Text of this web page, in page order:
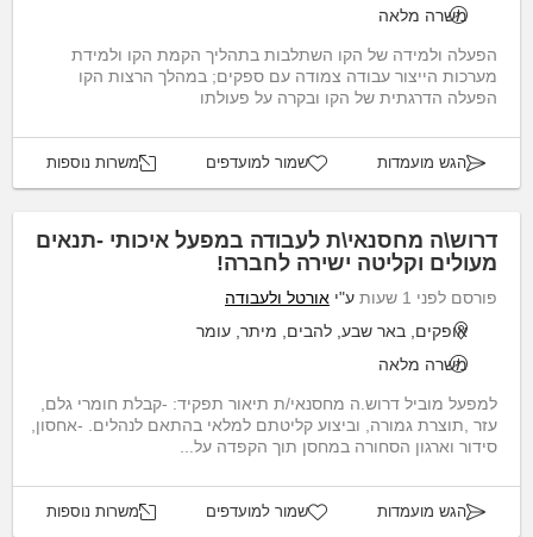
משרה מלאה
הפעלה ולמידה של הקו השתלבות בתהליך הקמת הקו ולמידת
מערכות הייצור עבודה צמודה עם ספקים; במהלך הרצות הקו
הפעלה הדרגתית של הקו ובקרה על פעולתו
הגש מועמדות שמור למועדפים משרות נוספות
דרוש\ה מחסנאי\ת לעבודה במפעל איכותי -תנאים
מעולים וקליטה ישירה לחברה!
פורסם לפני 1 שעות ע"י אורטל ולעבודה
אופקים, באר שבע, להבים, מיתר, עומר
משרה מלאה
למפעל מוביל דרוש.ה מחסנאי/ת תיאור תפקיד: -קבלת חומרי גלם,
עזר ,תוצרת גמורה, וביצוע קליטתם למלאי בהתאם לנהלים. -אחסון,
סידור וארגון הסחורה במחסן תוך הקפדה על...
הגש מועמדות שמור למועדפים משרות נוספות